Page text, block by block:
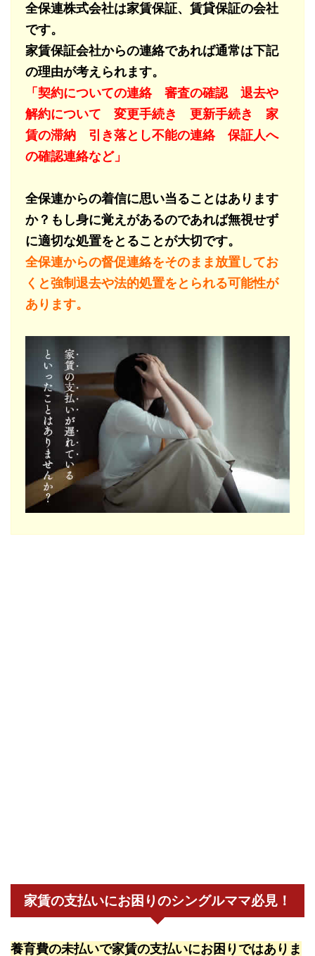
全保連株式会社は家賃保証、賃貸保証の会社
です。
家賃保証会社からの連絡であれば通常は下記
の理由が考えられます。
「契約についての連絡 審査の確認 退去や
解約について 変更手続き 更新手続き 家
賃の滞納 引き落とし不能の連絡 保証人へ
の確認連絡など」
全保連からの着信に思い当ることはあります
か？もし身に覚えがあるのであれば無視せず
に適切な処置をとることが大切です。
全保連からの督促連絡をそのまま放置してお
くと強制退去や法的処置をとられる可能性が
あります。
家賃の支払いにお困りのシングルママ必見！
養育費の未払いで家賃の支払いにお困りではありま